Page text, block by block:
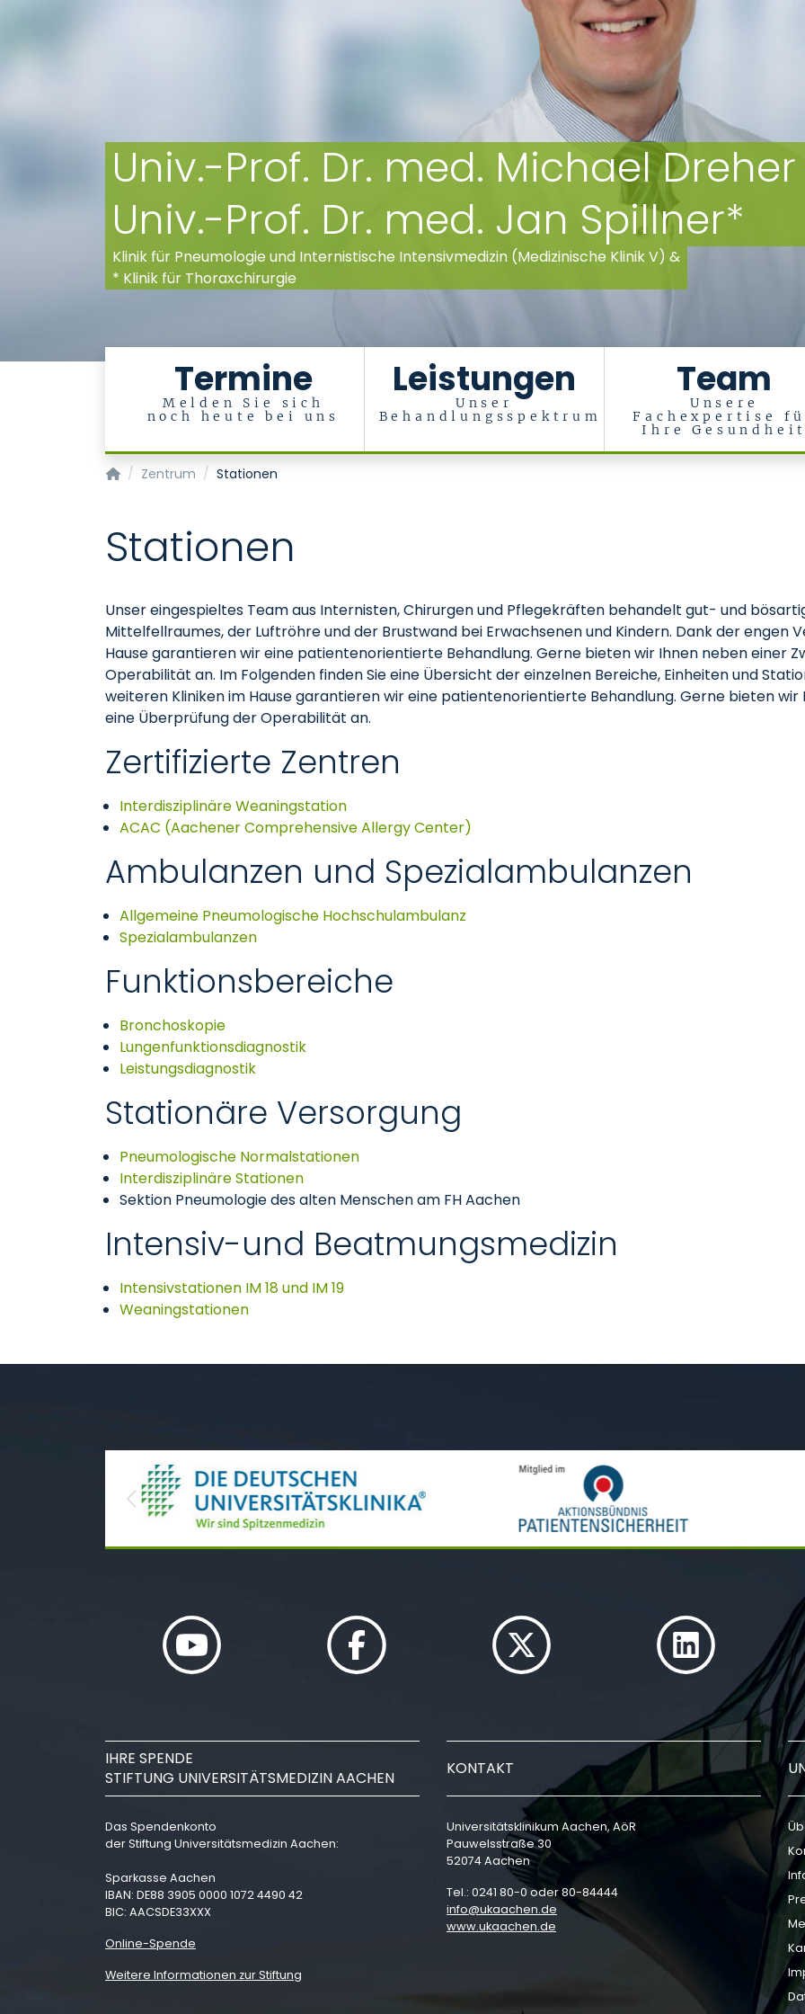
Univ.-Prof. Dr. med. Michael
Univ.-Prof. Dr. med. Jan Spillner*
Klinik für Pneumologie und Internistische Intensivmedizin (Medizinische Klinik V) &
* Klinik für Thoraxchirurgie
Termine
Melden Sie sich
noch heute bei uns
Leistungen
Unser
Behandlungsspektrum
Team
Unsere
Fachexpertise
Ihre
Lungenzentrum
Zentrum Stationen
Stationen
Unser eingespieltes Team aus Internisten, Chirurgen und Pflegekräften behandelt gut- und
Mittelfellraumes, der Luftröhre und der Brustwand bei Erwachsenen und Kindern. Dank der engen
Hause garantieren wir eine patientenorientierte Behandlung. Gerne bieten wir Ihnen neben einer
Operabilität an. Im Folgenden finden Sie eine Übersicht der einzelnen Bereiche, Einheiten und
weiteren Kliniken im Hause garantieren wir eine patientenorientierte Behandlung. Gerne bieten
eine Überprüfung der Operabilität an.
Zertifizierte Zentren
Interdisziplinäre Weaningstation
ACAC (Aachener Comprehensive Allergy Center)
Ambulanzen und Spezialambulanzen
Allgemeine Pneumologische Hochschulambulanz
Spezialambulanzen
Funktionsbereiche
Bronchoskopie
Lungenfunktionsdiagnostik
Leistungsdiagnostik
Stationäre Versorgung
Pneumologische Normalstationen
Interdisziplinäre Stationen
Sektion Pneumologie des alten Menschen am FH Aachen
Intensiv-und Beatmungsmedizin
Intensivstationen IM 18 und IM 19
Weaningstationen
Previous
IHRE SPENDE
STIFTUNG UNIVERSITÄTSMEDIZIN AACHEN
Das Spendenkonto
der Stiftung Universitätsmedizin Aachen:
Sparkasse Aachen
IBAN: DE88 3905 0000 1072 4490 42
BIC: AACSDE33XXX
Online-Spende
Weitere Informationen zur Stiftung
KONTAKT
Universitätsklinikum Aachen, AöR
Pauwelsstraße 30
52074 Aachen
Tel.: 0241 80-0 oder 80-84444
info
ukaachen de
www.ukaachen.de